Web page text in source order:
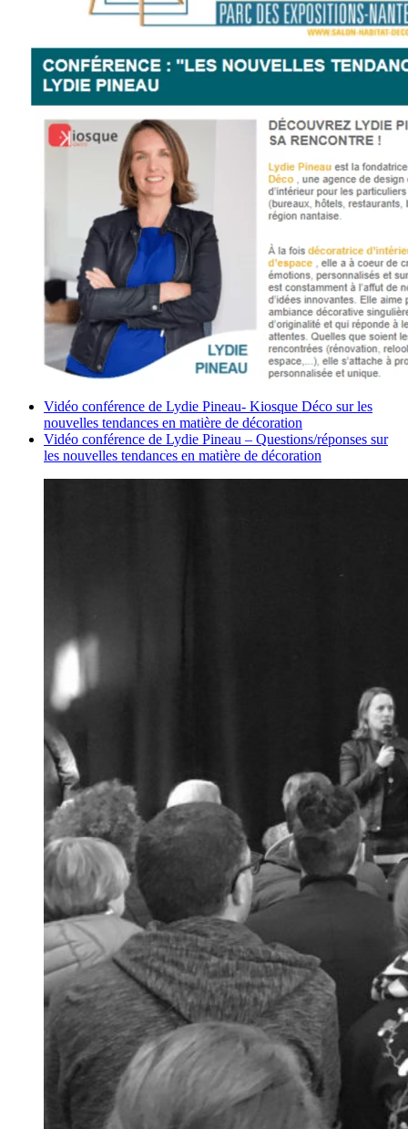
Vidéo conférence de Lydie Pineau- Kiosque Déco sur les
nouvelles tendances en matière de décoration
Vidéo conférence de Lydie Pineau – Questions/réponses sur
les nouvelles tendances en matière de décoration